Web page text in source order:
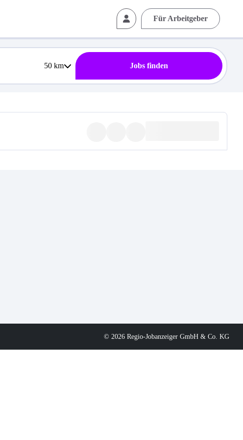
Für Arbeitgeber
50km Jobs finden
© 2026 Regio-Jobanzeiger GmbH & Co. KG